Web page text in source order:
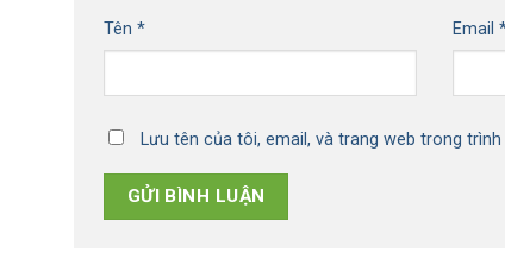
Tên * Email
Lưu tên của tôi, email, và trang web trong